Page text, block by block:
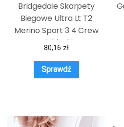
Bridgedale Skarpety
Biegowe Ultra Lt T2
Merino Sport 3 4 Crew
Niebieski
80,16 zł
Sprawdź